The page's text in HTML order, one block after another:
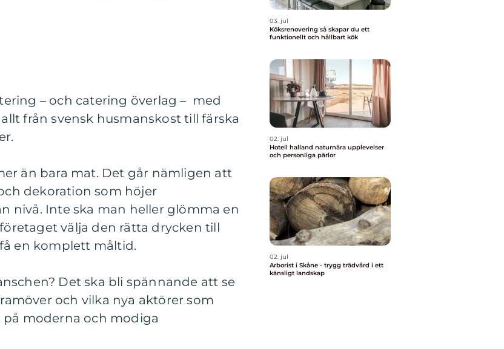
– och catering överlag – med
från svensk husmanskost till färska
än bara mat. Det går nämligen att
dekoration som höjer
nivå. Inte ska man heller glömma en
välja den rätta drycken till
en komplett måltid.
Det ska bli spännande att se
och vilka nya aktörer som
moderna och modiga
03. jul
Köksrenovering så skapar du ett
funktionellt och hållbart kök
02. jul
Hotell halland naturnära upplevelser
och personliga pärlor
02. jul
Arborist i Skåne - trygg trädvård i ett
känsligt landskap